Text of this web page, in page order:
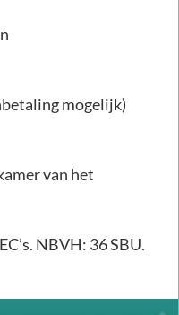
mogelijk)
van het
NBVH: 36 SBU.